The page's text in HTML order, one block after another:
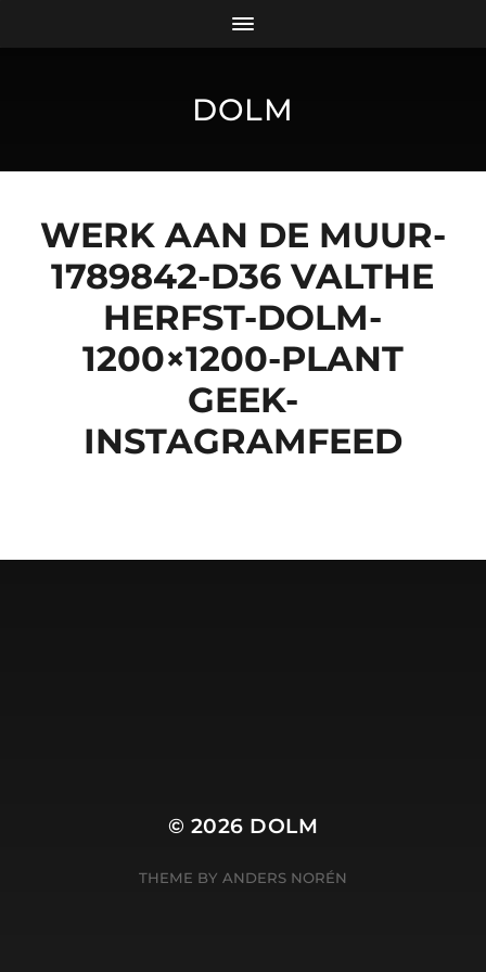
DOLM
WERK AAN DE MUUR-
1789842-D36 VALTHE
HERFST-DOLM-
1200×1200-PLANT
GEEK-
INSTAGRAMFEED
© 2026 DOLM
THEME BY ANDERS NORÉN